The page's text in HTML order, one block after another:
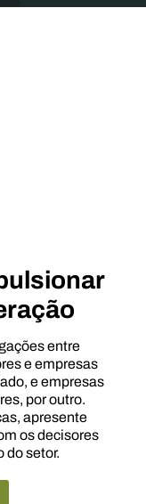
entre
e empresas
e empresas
por outro.
apresente
os decisores
do setor.